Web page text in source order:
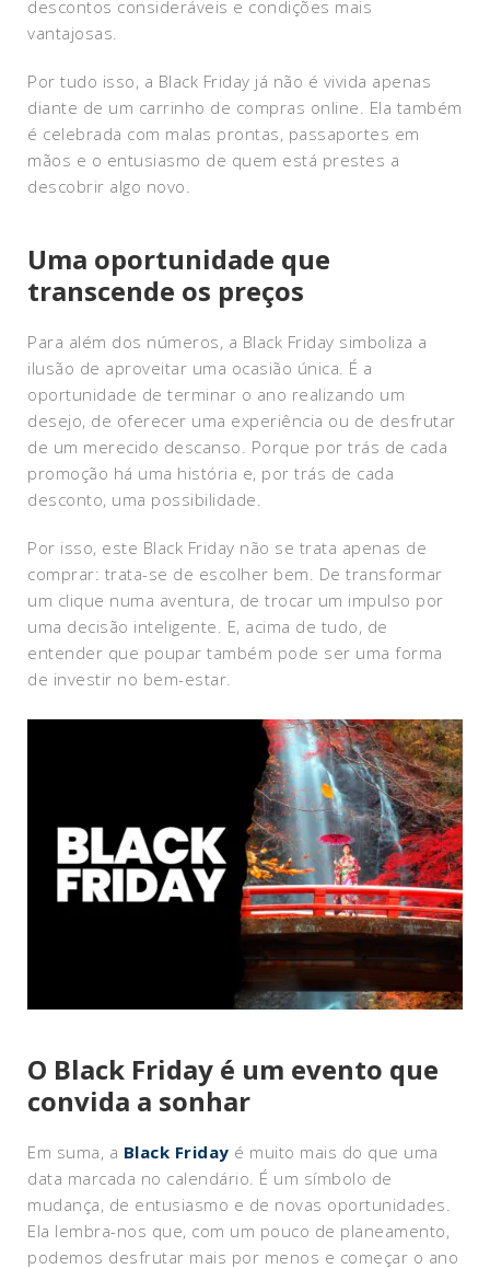
descontos consideráveis e condições mais
vantajosas.
Por tudo isso, a Black Friday já não é vivida apenas
diante de um carrinho de compras online. Ela também
é celebrada com malas prontas, passaportes em
mãos e o entusiasmo de quem está prestes a
descobrir algo novo.
Uma oportunidade que
transcende os preços
Para além dos números, a Black Friday simboliza a
ilusão de aproveitar uma ocasião única. É a
oportunidade de terminar o ano realizando um
desejo, de oferecer uma experiência ou de desfrutar
de um merecido descanso. Porque por trás de cada
promoção há uma história e, por trás de cada
desconto, uma possibilidade.
Por isso, este Black Friday não se trata apenas de
comprar: trata-se de escolher bem. De transformar
um clique numa aventura, de trocar um impulso por
uma decisão inteligente. E, acima de tudo, de
entender que poupar também pode ser uma forma
de investir no bem-estar.
O Black Friday é um evento que
convida a sonhar
Em suma, a Black Friday é muito mais do que uma
data marcada no calendário. É um símbolo de
mudança, de entusiasmo e de novas oportunidades.
Ela lembra-nos que, com um pouco de planeamento,
podemos desfrutar mais por menos e começar o ano